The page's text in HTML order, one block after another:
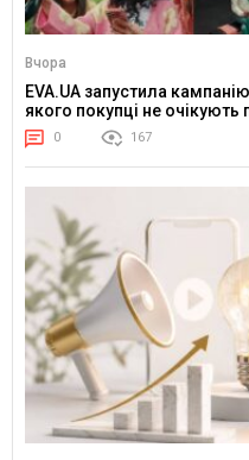
Вчора
EVA.UA запустила
якого покупці не
0 167